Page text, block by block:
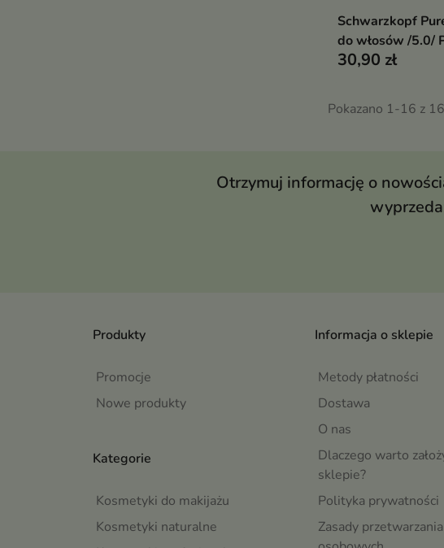
Pokaż
Schwarzkopf
do włosów /5.0/
30,90 zł
Pokazano 1-16 z
Otrzymuj informację o
Produkty
Promocje
Nowe produkty
Informacja o sklepie
Metody płatności
Dostawa
O nas
Dlaczego warto
sklepie?
Polityka prywatności
Zasady
Kategorie
Kosmetyki do makijażu
Kosmetyki naturalne